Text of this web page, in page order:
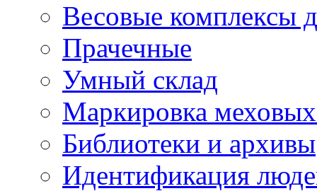
Весовые комплексы
Прачечные
Умный склад
Маркировка
Библиотеки и архивы
Идентификация